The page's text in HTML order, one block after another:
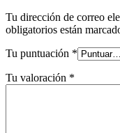
Tu dirección de correo
obligatorios están
Tu puntuación *
Tu valoración *